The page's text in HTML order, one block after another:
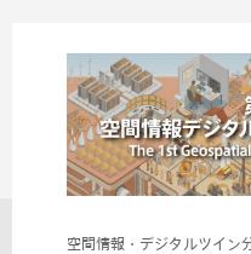
空間情報・デジタルツイン